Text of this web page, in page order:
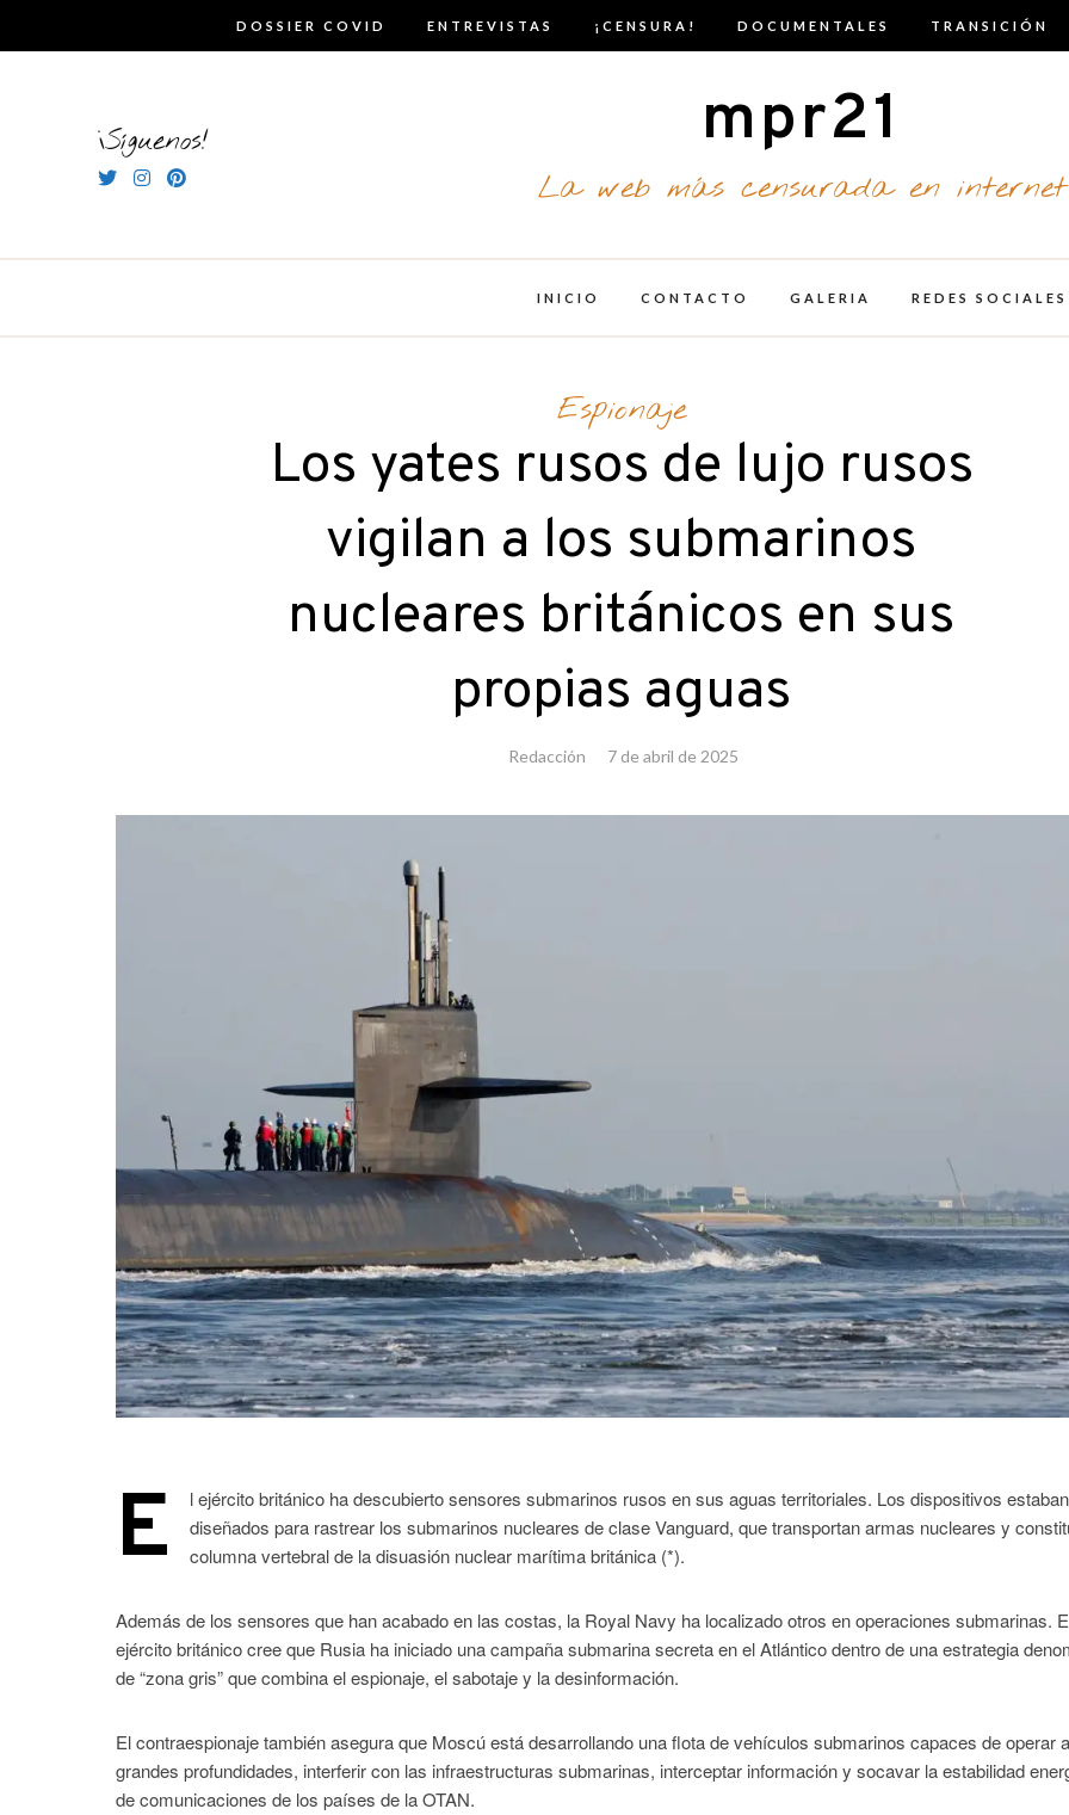
DOSSIER COVID ENTREVISTAS ¡CENSURA! DOCUMENTALES TRANSICIÓN
¡Síguenos! mpr21
La web más censurada en internet
INICIO CONTACTO GALERIA REDES SOCIALES
Espionaje
Los yates rusos de lujo rusos
vigilan a los submarinos
nucleares británicos en sus
propias aguas
Redacción 7 de abril de 2025
E
l ejército británico ha descubierto sensores submarinos rusos en sus aguas territoriales. Los dispositivos estaban
diseñados para rastrear los submarinos nucleares de clase Vanguard, que transportan armas nucleares y
columna vertebral de la disuasión nuclear marítima británica (*).
Además de los sensores que han acabado en las costas, la Royal Navy ha localizado otros en operaciones submarinas.
ejército británico cree que Rusia ha iniciado una campaña submarina secreta en el Atlántico dentro de una estrategia
de “zona gris” que combina el espionaje, el sabotaje y la desinformación.
El contraespionaje también asegura que Moscú está desarrollando una flota de vehículos submarinos capaces de operar a
grandes profundidades, interferir con las infraestructuras submarinas, interceptar información y socavar la estabilidad
de comunicaciones de los países de la OTAN.